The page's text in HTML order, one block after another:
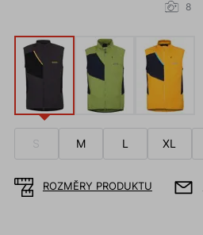
8
S M L XL
ROZMĚRY PRODUKTU